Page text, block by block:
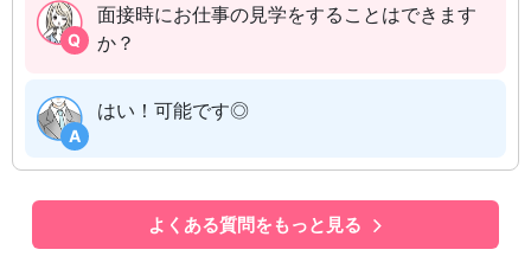
Q
面接時にお仕事の見学をすることはできます
か？
A
はい！可能です◎
よくある質問をもっと見る